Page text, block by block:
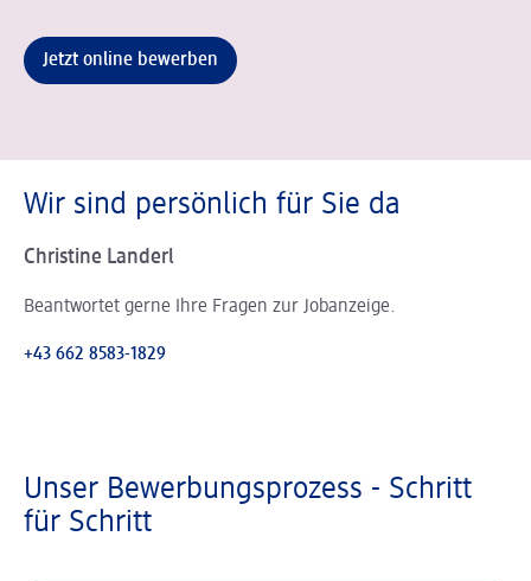
Jetzt online bewerben
Wir sind persönlich für Sie da
Christine Landerl
Beantwortet gerne Ihre Fragen zur Jobanzeige.
+43 662 8583-1829
Unser Bewerbungsprozess - Schritt
für Schritt